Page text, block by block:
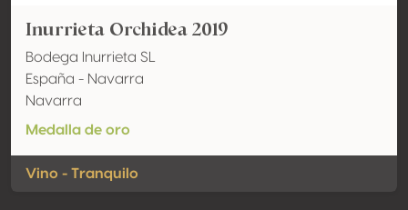
Inurrieta Orchidea 2019
Bodega Inurrieta SL
España - Navarra
Navarra
Medalla de oro
Vino - Tranquilo